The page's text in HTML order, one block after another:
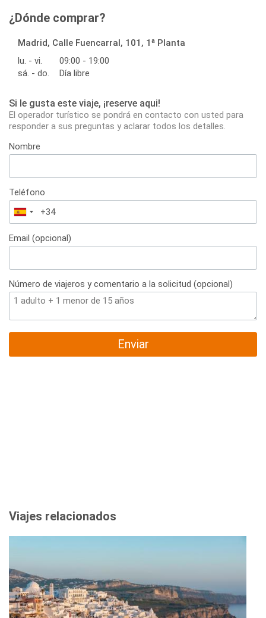
¿Dónde comprar?
Madrid, Calle Fuencarral, 101, 1ª Planta
lu. - vi.
09:00 - 19:00
sá. - do.
Día libre
Si le gusta este viaje, ¡reserve aqui!
El operador turístico se pondrá en contacto con usted para
responder a sus preguntas y aclarar todos los detalles.
Nombre
Teléfono
España
+34
Email (opcional)
Número de viajeros y comentario a la solicitud (opcional)
Enviar
Viajes relacionados